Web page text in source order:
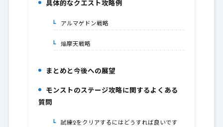
4.具体的なクエスト攻略例
4-1. アルマゲドン戦略
4-2.焔摩天戦略
まとめと今後への展望
モンストのステージ攻略に関するよくある
質問
6-1.試練2をクリアするにはどうすれば良いです